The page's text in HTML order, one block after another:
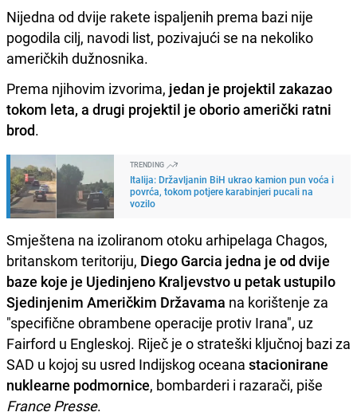
Nijedna od dvije rakete ispaljenih prema bazi nije
pogodila cilj, navodi list, pozivajući se na nekoliko
američkih dužnosnika.
Prema njihovim izvorima, jedan je projektil zakazao
tokom leta, a drugi projektil je oborio američki ratni
brod.
TRENDING
Italija: Državljanin BiH ukrao kamion pun voća i
povrća, tokom potjere karabinjeri pucali na
vozilo
Smještena na izoliranom otoku arhipelaga Chagos,
britanskom teritoriju, Diego Garcia jedna je od dvije
baze koje je Ujedinjeno Kraljevstvo u petak ustupilo
Sjedinjenim Američkim Državama na korištenje za
"specifične obrambene operacije protiv Irana", uz
Fairford u Engleskoj. Riječ je o strateški ključnoj bazi za
SAD u kojoj su usred Indijskog oceana stacionirane
nuklearne podmornice, bombarderi i razarači, piše
France Presse.